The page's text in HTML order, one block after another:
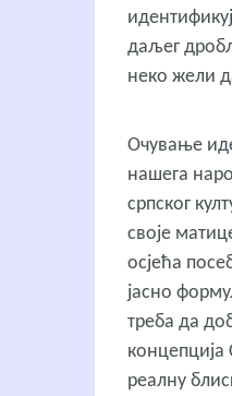
даљег
неко жели
Очување
нашега
српског
своје
осјећа
јасно
треба да
концепција
реалну